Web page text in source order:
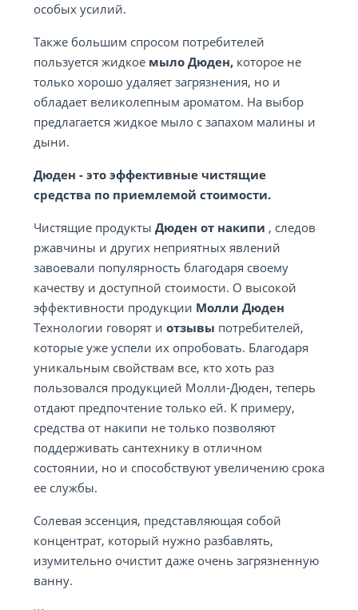
особых усилий.
Также большим спросом потребителей
пользуется жидкое мыло Дюден, которое не
только хорошо удаляет загрязнения, но и
обладает великолепным ароматом. На выбор
предлагается жидкое мыло с запахом малины и
дыни.
Дюден - это эффективные чистящие
средства по приемлемой стоимости.
Чистящие продукты Дюден от накипи , следов
ржавчины и других неприятных явлений
завоевали популярность благодаря своему
качеству и доступной стоимости. О высокой
эффективности продукции Молли Дюден
Технологии говорят и отзывы потребителей,
которые уже успели их опробовать. Благодаря
уникальным свойствам все, кто хоть раз
пользовался продукцией Молли-Дюден, теперь
отдают предпочтение только ей. К примеру,
средства от накипи не только позволяют
поддерживать сантехнику в отличном
состоянии, но и способствуют увеличению срока
ее службы.
Солевая эссенция, представляющая собой
концентрат, который нужно разбавлять,
изумительно очистит даже очень загрязненную
ванну.